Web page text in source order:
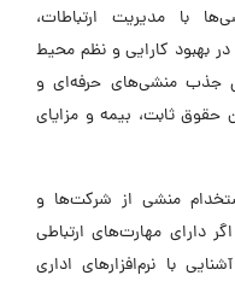
با مدیریت ارتباطات،
بهبود کارایی و نظم محیط
جذب منشی‌های حرفه‌ای و
حقوق ثابت، بیمه و مزایای
منشی از شرکت‌ها و
دارای مهارت‌های ارتباطی
با نرم‌افزارهای اداری